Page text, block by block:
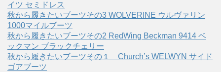
イツ セミドレス
秋から履きたいブーツその3 WOLVERINE ウルヴァリン
1000マイルブーツ
秋から履きたいブーツその2 RedWing Beckman 9414 ベ
ックマン ブラックチェリー
秋から履きたいブーツその１ Church’s WELWYN サイド
ゴアブーツ